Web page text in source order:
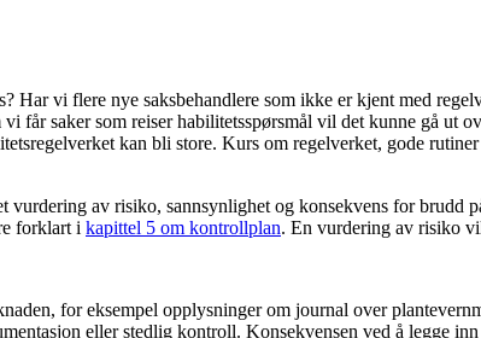
vi flere nye saksbehandlere som ikke er kjent med
får saker som reiser habilitetsspørsmål vil det kunne gå
kan bli store. Kurs om regelverket, gode
av risiko, sannsynlighet og konsekvens for brudd
forklart i kapittel 5 om kontrollplan. En vurdering av risiko
for eksempel opplysninger om journal over
eller stedlig kontroll. Konsekvensen ved å legge